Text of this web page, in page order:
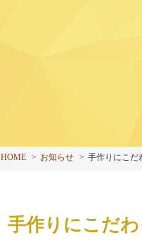
HOME お知らせ 手作りにこだ
手作りにこだ